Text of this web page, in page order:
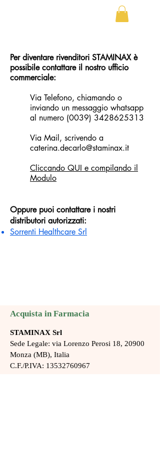
Per diventare rivenditori STAMINAXè
possibile contattare il nostro ufficio
commerciale:
Via Telefono, chiamando o
inviando un messaggio whatsapp
al numero (0039) 3428625313
Via Mail, scrivendo a
caterina.decarlo@staminax.it
Cliccando QUI e compilando il
Modulo
Oppure puoi contattare i nostri
distributori autorizzati:
Sorrenti Healthcare Srl
Acquista in Farmacia
STAMINAX Srl
Sede Legale: via Lorenzo Perosi 18, 20900
Monza (MB), Italia
C.F./P.IVA: 13532760967